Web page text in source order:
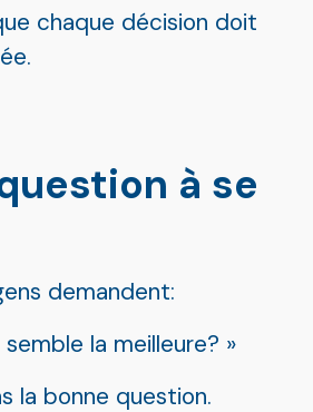
chaque décision doit
à se
demandent:
la meilleure? »
la bonne question.